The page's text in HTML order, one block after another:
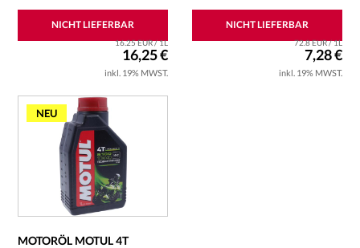
NICHT LIEFERBAR
16.25 EUR / 1L
16,25 €
inkl. 19% MWST.
NICHT LIEFERBAR
72.8 EUR / 1L
7,28 €
inkl. 19% MWST.
NEU
MOTORÖL MOTUL 4T